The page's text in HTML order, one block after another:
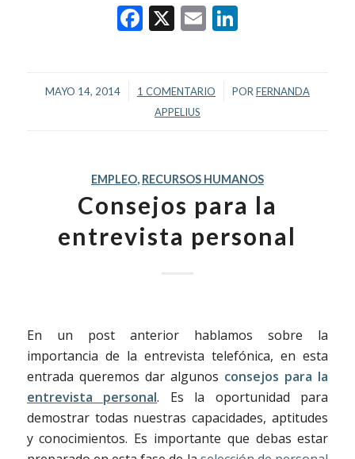
Facebook
X EmailLinkedIn
MAYO 14, 2014
/ 1 COMENTARIO
/ POR FERNANDA
APPELIUS
EMPLEO, RECURSOS HUMANOS
Consejos para la
entrevista personal
En un post anterior hablamos sobre la
importancia de la entrevista telefónica, en esta
entrada queremos dar algunos consejos para la
entrevista personal. Es la oportunidad para
demostrar todas nuestras capacidades, aptitudes
y conocimientos. Es importante que debas estar